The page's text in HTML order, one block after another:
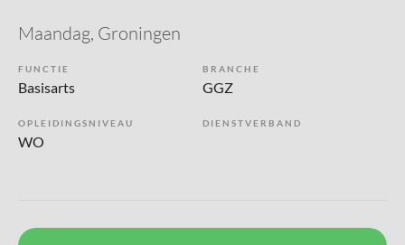
Maandag, Groningen
FUNCTIE
Basisarts
BRANCHE
GGZ
OPLEIDINGSNIVEAU
WO
DIENSTVERBAND